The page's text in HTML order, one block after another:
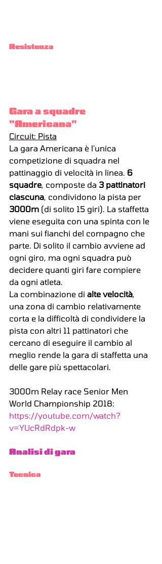
Resistenza
Gara a squadre
"Americana"
Circuit: Pista
La gara Americana è l'unica
competizione di squadra nel
pattinaggio di velocità in linea. 6
squadre , composte da 3 pattinatori
ciascuna , condividono la pista per
3000m (di solito 15 giri). La staffetta
viene eseguita con una spinta con le
mani sui fianchi del compagno che
parte. Di solito il cambio avviene ad
ogni giro, ma ogni squadra può
decidere quanti giri fare compiere
da ogni atleta.
La combinazione di alte velocità
una zona di cambio relativamente
corta e la difficoltà di condividere la
pista con altri 11 pattinatori che
cercano di eseguire il cambio al
meglio rende la gara di staffetta una
delle gare più spettacolari.
3000m Relay race Senior Men
World Championship 2018:
https://youtube.com/watch?
v=YUcRdRdpk-w
Analisi di gara
Tecnica